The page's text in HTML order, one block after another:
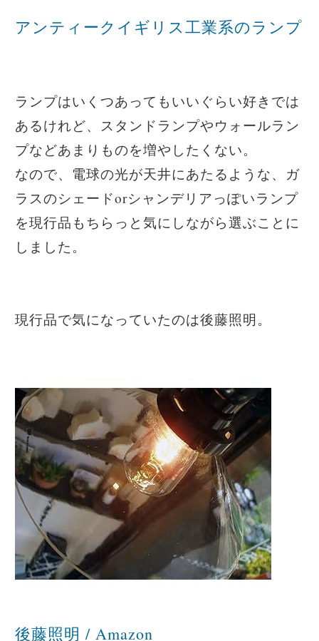
アンティークイギリス工業系のランプ
ランプはいくつあってもいいぐらい好きでは
あるけれど、スタンドランプやウォールラン
プなどあまりものを増やしたくない。
なので、電球の光が天井にあたるような、ガ
ラスのシェードorシャンデリアっぽいランプ
を現行品もちらっと気にしながら選ぶことに
しました。
現行品で気になっていたのは後藤照明。
後藤照明 / Amazon